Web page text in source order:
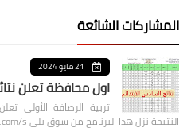
المشاركات الشائعة
21 مايو 2024
اول محافظة تعلن
تربية الرصافة الأولى
النتيجة نزل هذا البرنامج من سوق بلي https://play.google.com/s…